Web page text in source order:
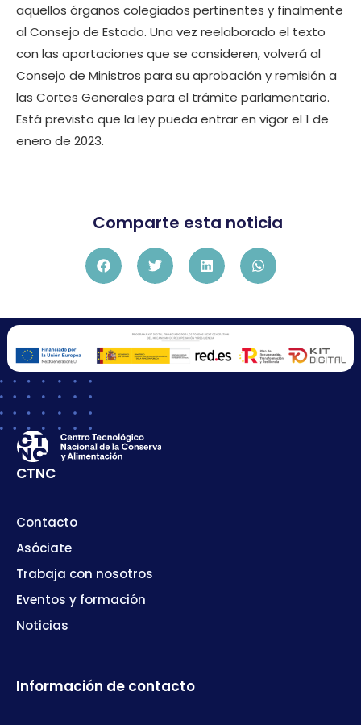
aquellos órganos colegiados pertinentes y finalmente
al Consejo de Estado. Una vez reelaborado el texto
con las aportaciones que se consideren, volverá al
Consejo de Ministros para su aprobación y remisión a
las Cortes Generales para el trámite parlamentario.
Está previsto que la ley pueda entrar en vigor el 1 de
enero de 2023.
Comparte esta noticia
CTNC
Contacto
Asóciate
Trabaja con nosotros
Eventos y formación
Noticias
Información de contacto